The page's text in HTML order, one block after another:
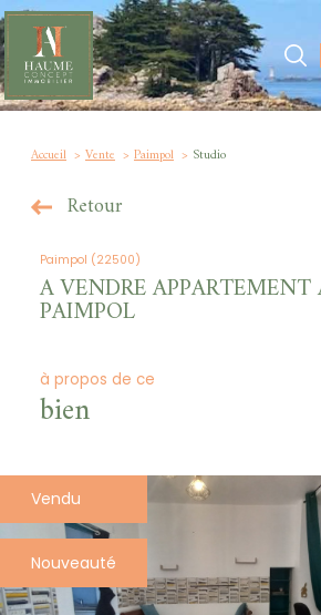
Accueil 0 Langue
fr
Accueil Vente Paimpol Studio
Retour
Paimpol (22500)
A VENDRE
PAIMPOL
à propos de ce
bien
Plus de
détails
Vendu
Nouveauté